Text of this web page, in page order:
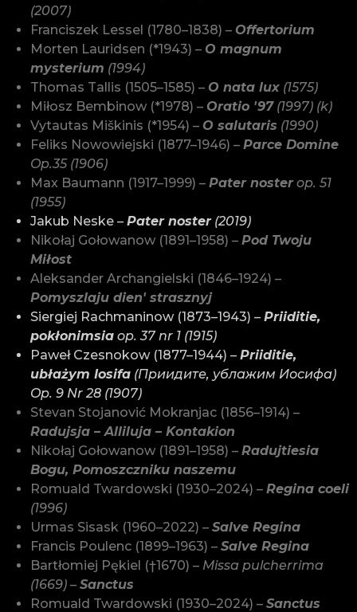
(2007)
Franciszek Lessel (1780–1838) – Offertorium
Morten Lauridsen (*1943) – O magnum
mysterium (1994)
Thomas Tallis (1505–1585) – O nata lux (1575)
Miłosz Bembinow (*1978) – Oratio '97(1997) (k)
Vytautas Miškinis (*1954) – O salutaris (1990)
Feliks Nowowiejski (1877–1946) –Parce Domine
Op.35 (1906)
Max Baumann (1917–1999) –Pater nosterop. 51
(1955)
Jakub Neske –Pater noster(2019)
Nikołaj Gołowanow (1891–1958) –Pod Twoju
Miłost
Aleksander Archangielski (1846–1924) –
Pomyszlaju dien' strasznyj
Siergiej Rachmaninow (1873–1943) –Priiditie,
pokłonimsia op. 37 nr 1 (1915)
Paweł Czesnokow (1877–1944) –Priiditie,
ubłażym Iosifa (Приидите, ублажим Иосифа)
Op. 9 Nr 28 (1907)
Stevan Stojanović Mokranjac (1856–1914) –
Radujsja – Alliluja – Kontakion
Nikołaj Gołowanow (1891–1958) –Radujtiesia
Bogu, Pomoszczniku naszemu
Romuald Twardowski (1930–2024) –Regina coeli
(1996)
Urmas Sisask (1960–2022) –Salve Regina
Francis Poulenc (1899–1963) –Salve Regina
Bartłomiej Pękiel (†1670) – Missa pulcherrima
(1669) –Sanctus
Romuald Twardowski (1930–2024) –Sanctus